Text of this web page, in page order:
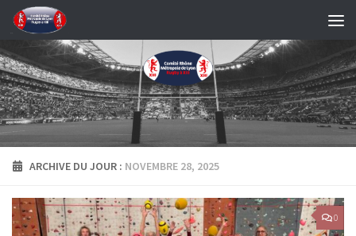
Skip to content
ARCHIVE DU JOUR : NOVEMBRE 28, 2025
0